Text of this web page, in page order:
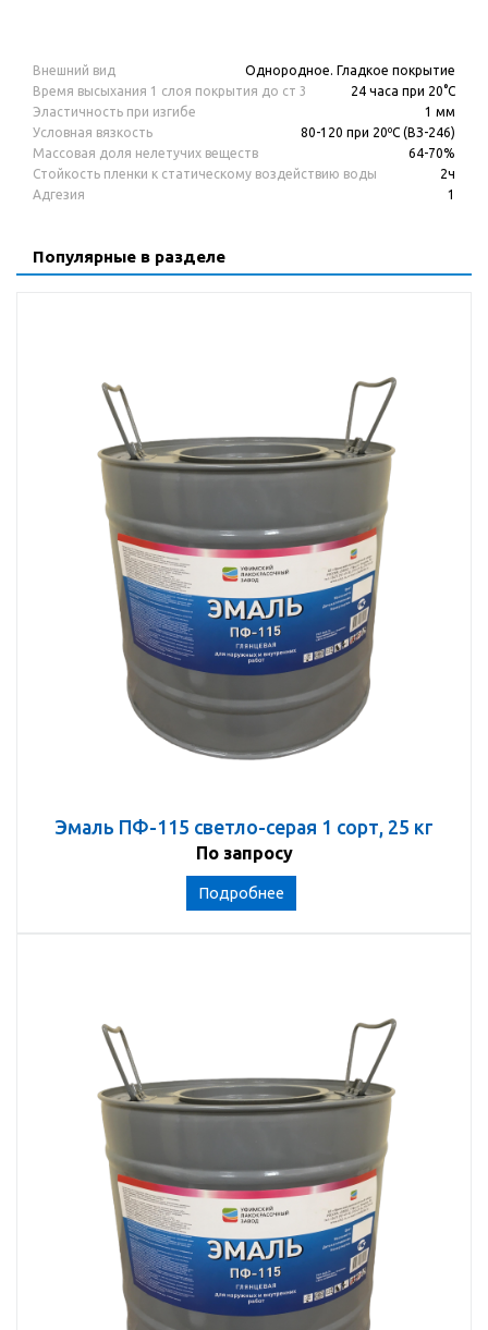
Внешний вид
Однородное. Гладкое покрытие
Время высыхания 1 слоя покрытия до ст 3
24 часа при 20°С
Эластичность при изгибе
1 мм
Условная вязкость
80-120 при 20ºС (ВЗ-246)
Массовая доля нелетучих веществ
64-70%
Стойкость пленки к статическому воздействию воды
2ч
Адгезия
1
Популярные в разделе
Эмаль ПФ-115 светло-серая 1 сорт, 25 кг
По запросу
Подробнее